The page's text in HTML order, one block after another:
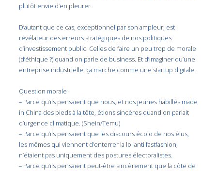
plutôt envie d’en pleurer.
D’autant que ce cas, exceptionnel par son ampleur, est
révélateur des erreurs stratégiques de nos politiques
d’investissement public. Celles de faire un peu trop de morale
(d’éthique ?) quand on parle de business. Et d’imaginer qu’une
entreprise industrielle, ça marche comme une startup digitale.
Question morale :
– Parce qu’ils pensaient que nous, et nos jeunes habillés made
in China des pieds à la tête, étions sincères quand on parlait
d’urgence climatique. (Shein/Temu)
– Parce qu’ils pensaient que les discours écolo de nos élus,
les mêmes qui viennent d’enterrer la loi anti fastfashion,
n’étaient pas uniquement des postures électoralistes.
– Parce qu’ils pensaient peut-être sincèrement que la côte de